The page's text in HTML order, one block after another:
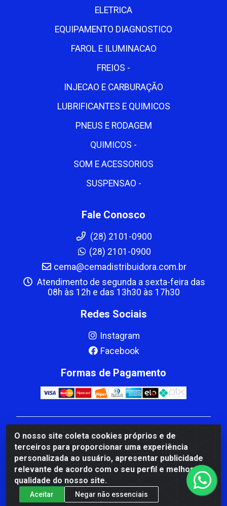
O nosso site coleta cookies próprios e de
terceiros para proporcionar uma experiência
personalizada ao usuário, apresentar publicidade
relevante de acordo com o seu perfil e melhorar a
qualidade do nosso site.
Aceitar Negar não essenciais
ELETRICA
EQUIPAMENTO DIAGNOSTICO
FAROL E ILUMINACAO
FREIOS -
INJECAO E CARBURAÇÃO
LUBRIFICANTES E QUIMICOS
PNEUS E RODAGEM
QUIMICOS -
SOM E ACESSORIOS
SUSPENSAO -
Fale Conosco
(28) 2101-0900
(28) 2101-0900
cema@cemadistribuidora.com.br
Atendimento de segunda a sexta-feira das
08h às 12h e das 13h30 às 17h30
Redes Sociais
Instagram
Facebook
Formas de Pagamento
CBP MACEDO COMERCIO PEÇAS LTDA Matriz - av
Mauro Miranda Madureira, 1249 - Coramara , Cachoeiro
de Itapemirim/ES - CEP 29.311-310 - CNPJ
00.502.680/0001-41